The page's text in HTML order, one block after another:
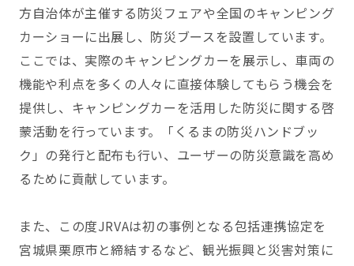
方自治体が主催する防災フェアや全国のキャンピング
カーショーに出展し、防災ブースを設置しています。
ここでは、実際のキャンピングカーを展示し、車両の
機能や利点を多くの人々に直接体験してもらう機会を
提供し、キャンピングカーを活用した防災に関する啓
蒙活動を行っています。「くるまの防災ハンドブッ
ク」の発行と配布も行い、ユーザーの防災意識を高め
るために貢献しています。
また、この度JRVAは初の事例となる包括連携協定を
宮城県栗原市と締結するなど、観光振興と災害対策に